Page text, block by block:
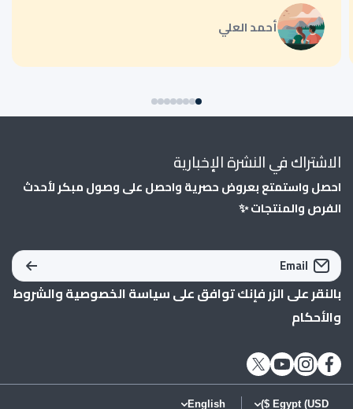
أحمد العلي
الاشتراك في النشرة الإخبارية
احصل واستمتع بعروض حصرية واحصل على وصول مبكر لأحدث
الفرص والمنتجات ✨
Email
بالنقر على الزر فإنك توافق علىسياسة الخصوصيةوالشروط
والأحكام
Egypt (USD $)
English